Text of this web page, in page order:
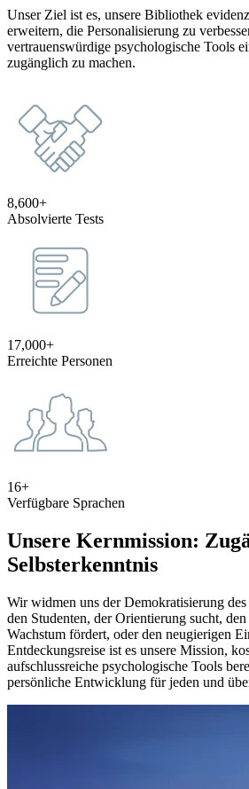
Unser Ziel ist es, unsere Bibliothek
erweitern, die Personalisierung zu
vertrauenswürdige psychologische Tools
zugänglich zu machen.
8,600+
Absolvierte Tests
17,000+
Erreichte Personen
16+
Verfügbare Sprachen
Unsere Kernmission:
Selbsterkenntnis
Wir widmen uns der Demokratisierung des
den Studenten, der Orientierung sucht,
Wachstum fördert, oder den neugierigen
Entdeckungsreise ist es unsere Mission,
aufschlussreiche psychologische Tools
persönliche Entwicklung für jeden und